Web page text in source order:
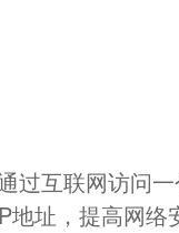
过互联网访问
址，提高网络